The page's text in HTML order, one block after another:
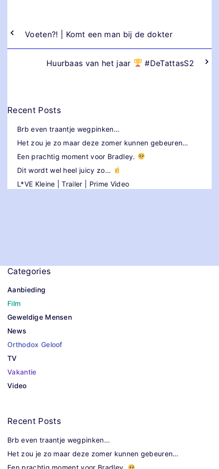
Voeten?! | Komt een man bij de dokter
Huurbaas van het jaar #DeTattasS2
Recent Posts
Brb even traantje wegpinken…
Het zou je zo maar deze zomer kunnen gebeuren…
Een prachtig moment voor Bradley.
Dit wordt wel heel juicy zo…
L*VE Kleine | Trailer | Prime Video
Categories
Aanbieding
Film
Geweldige Mensen
News
Orthodox Geloof
TV
Vakantie
Video
Recent Posts
Brb even traantje wegpinken…
Het zou je zo maar deze zomer kunnen gebeuren…